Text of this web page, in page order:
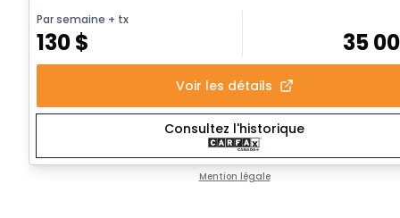
Par semaine + tx
130$ 35
Voir les détails
Consultez l'historique
Mention légale